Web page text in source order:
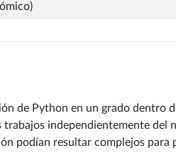
de Python en un grado dentro
independientemente del
podían resultar complejos